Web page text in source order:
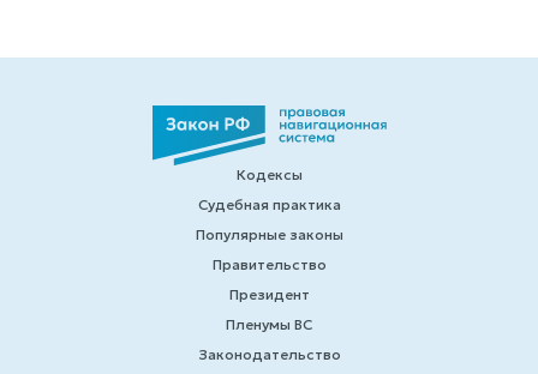
Кодексы
Судебная практика
Популярные законы
Правительство
Президент
Пленумы ВС
Законодательство